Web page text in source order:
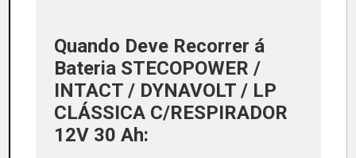
Quando Deve Recorrer á
Bateria STECOPOWER /
INTACT / DYNAVOLT / LP
CLÁSSICA C/RESPIRADOR
12V 30 Ah: